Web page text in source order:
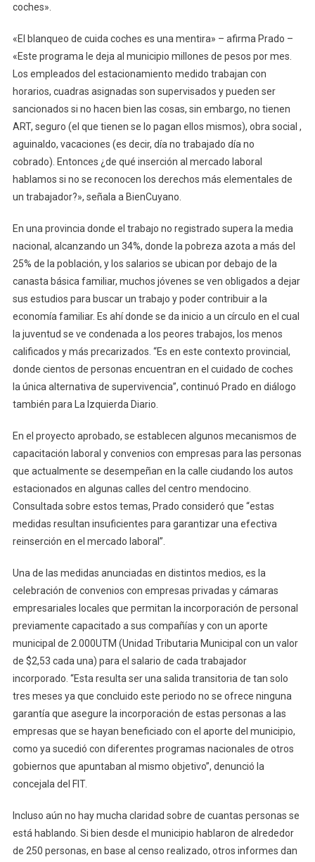
coches».
«El blanqueo de cuida coches es una mentira» – afirma Prado –
«Este programa le deja al municipio millones de pesos por mes.
Los empleados del estacionamiento medido trabajan con
horarios, cuadras asignadas son supervisados y pueden ser
sancionados si no hacen bien las cosas, sin embargo, no tienen
ART, seguro (el que tienen se lo pagan ellos mismos), obra social ,
aguinaldo, vacaciones (es decir, día no trabajado día no
cobrado). Entonces ¿de qué inserción al mercado laboral
hablamos si no se reconocen los derechos más elementales de
un trabajador?», señala a BienCuyano.
En una provincia donde el trabajo no registrado supera la media
nacional, alcanzando un 34%, donde la pobreza azota a más del
25% de la población, y los salarios se ubican por debajo de la
canasta básica familiar, muchos jóvenes se ven obligados a dejar
sus estudios para buscar un trabajo y poder contribuir a la
economía familiar. Es ahí donde se da inicio a un círculo en el cual
la juventud se ve condenada a los peores trabajos, los menos
calificados y más precarizados. “Es en este contexto provincial,
donde cientos de personas encuentran en el cuidado de coches
la única alternativa de supervivencia”, continuó Prado en diálogo
también para La Izquierda Diario.
En el proyecto aprobado, se establecen algunos mecanismos de
capacitación laboral y convenios con empresas para las personas
que actualmente se desempeñan en la calle ciudando los autos
estacionados en algunas calles del centro mendocino.
Consultada sobre estos temas, Prado consideró que “estas
medidas resultan insuficientes para garantizar una efectiva
reinserción en el mercado laboral”.
Una de las medidas anunciadas en distintos medios, es la
celebración de convenios con empresas privadas y cámaras
empresariales locales que permitan la incorporación de personal
previamente capacitado a sus compañías y con un aporte
municipal de 2.000UTM (Unidad Tributaria Municipal con un valor
de $2,53 cada una) para el salario de cada trabajador
incorporado. “Esta resulta ser una salida transitoria de tan solo
tres meses ya que concluido este periodo no se ofrece ninguna
garantía que asegure la incorporación de estas personas a las
empresas que se hayan beneficiado con el aporte del municipio,
como ya sucedió con diferentes programas nacionales de otros
gobiernos que apuntaban al mismo objetivo”, denunció la
concejala del FIT.
Incluso aún no hay mucha claridad sobre de cuantas personas se
está hablando. Si bien desde el municipio hablaron de alrededor
de 250 personas, en base al censo realizado, otros informes dan